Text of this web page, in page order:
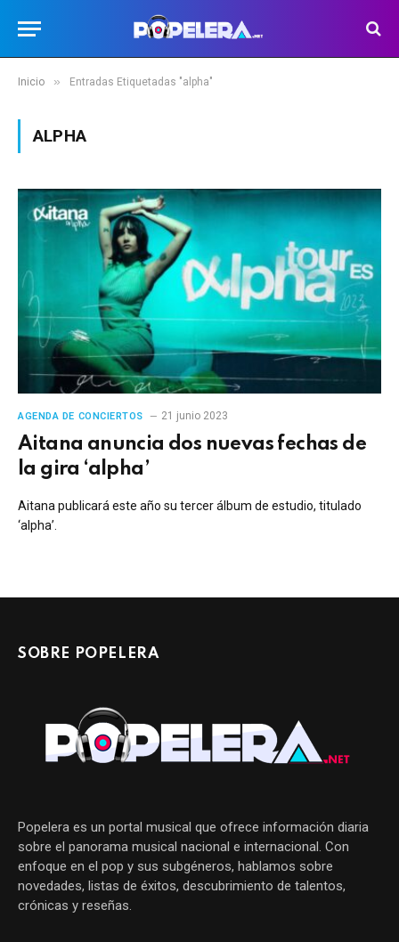
Inicio » Entradas Etiquetadas "alpha"
ALPHA
AGENDA DE CONCIERTOS 21 junio 2023
Aitana anuncia dos nuevas fechas de
la gira ‘alpha’
Aitana publicará este año su tercer álbum de estudio, titulado
‘alpha’.
SOBRE POPELERA
Popelera es un portal musical que ofrece información diaria
sobre el panorama musical nacional e internacional. Con
enfoque en el pop y sus subgéneros, hablamos sobre
novedades, listas de éxitos, descubrimiento de talentos,
crónicas y reseñas.